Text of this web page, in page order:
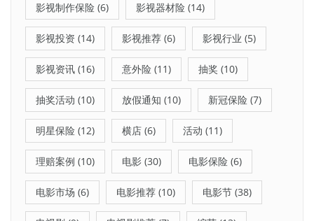
影视制作保险 (6) 影视器材险 (14)
影视投资 (14) 影视推荐 (6) 影视行业 (5)
影视资讯 (16) 意外险 (11) 抽奖 (10)
抽奖活动 (10) 放假通知 (10) 新冠保险 (7)
明星保险 (12) 横店 (6) 活动 (11)
理赔案例 (10) 电影 (30) 电影保险 (6)
电影市场 (6) 电影推荐 (10) 电影节 (38)